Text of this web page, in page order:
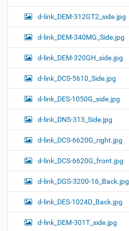
d-link_DEM-312GT2_side.jpg
d-link_DEM-340MG_Side.jpg
d-link_DEM-320GH_side.jpg
d-link_DCS-5610_Side.jpg
d-link_DES-1050G_side.jpg
d-link_DNS-313_Side.jpg
d-link_DCS-6620G_right.jpg
d-link_DCS-6620G_front.jpg
d-link_DGS-3200-16_Back.jpg
d-link_DES-1024D_Back.jpg
d-link_DEM-301T_side.jpg